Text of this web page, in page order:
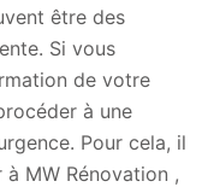
être des
Si vous
de votre
à une
Pour cela, il
MW Rénovation ,